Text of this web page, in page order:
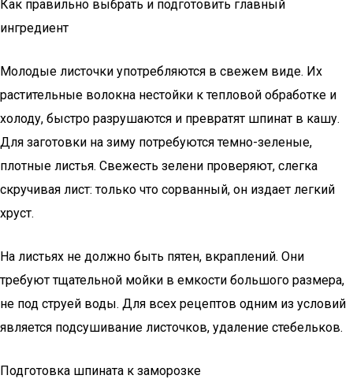
Как правильно выбрать и подготовить главный
ингредиент
Молодые листочки употребляются в свежем виде. Их
растительные волокна нестойки к тепловой обработке и
холоду, быстро разрушаются и превратят шпинат в кашу.
Для заготовки на зиму потребуются темно-зеленые,
плотные листья. Свежесть зелени проверяют, слегка
скручивая лист: только что сорванный, он издает легкий
хруст.
На листьях не должно быть пятен, вкраплений. Они
требуют тщательной мойки в емкости большого размера,
не под струей воды. Для всех рецептов одним из условий
является подсушивание листочков, удаление стебельков.
Подготовка шпината к заморозке